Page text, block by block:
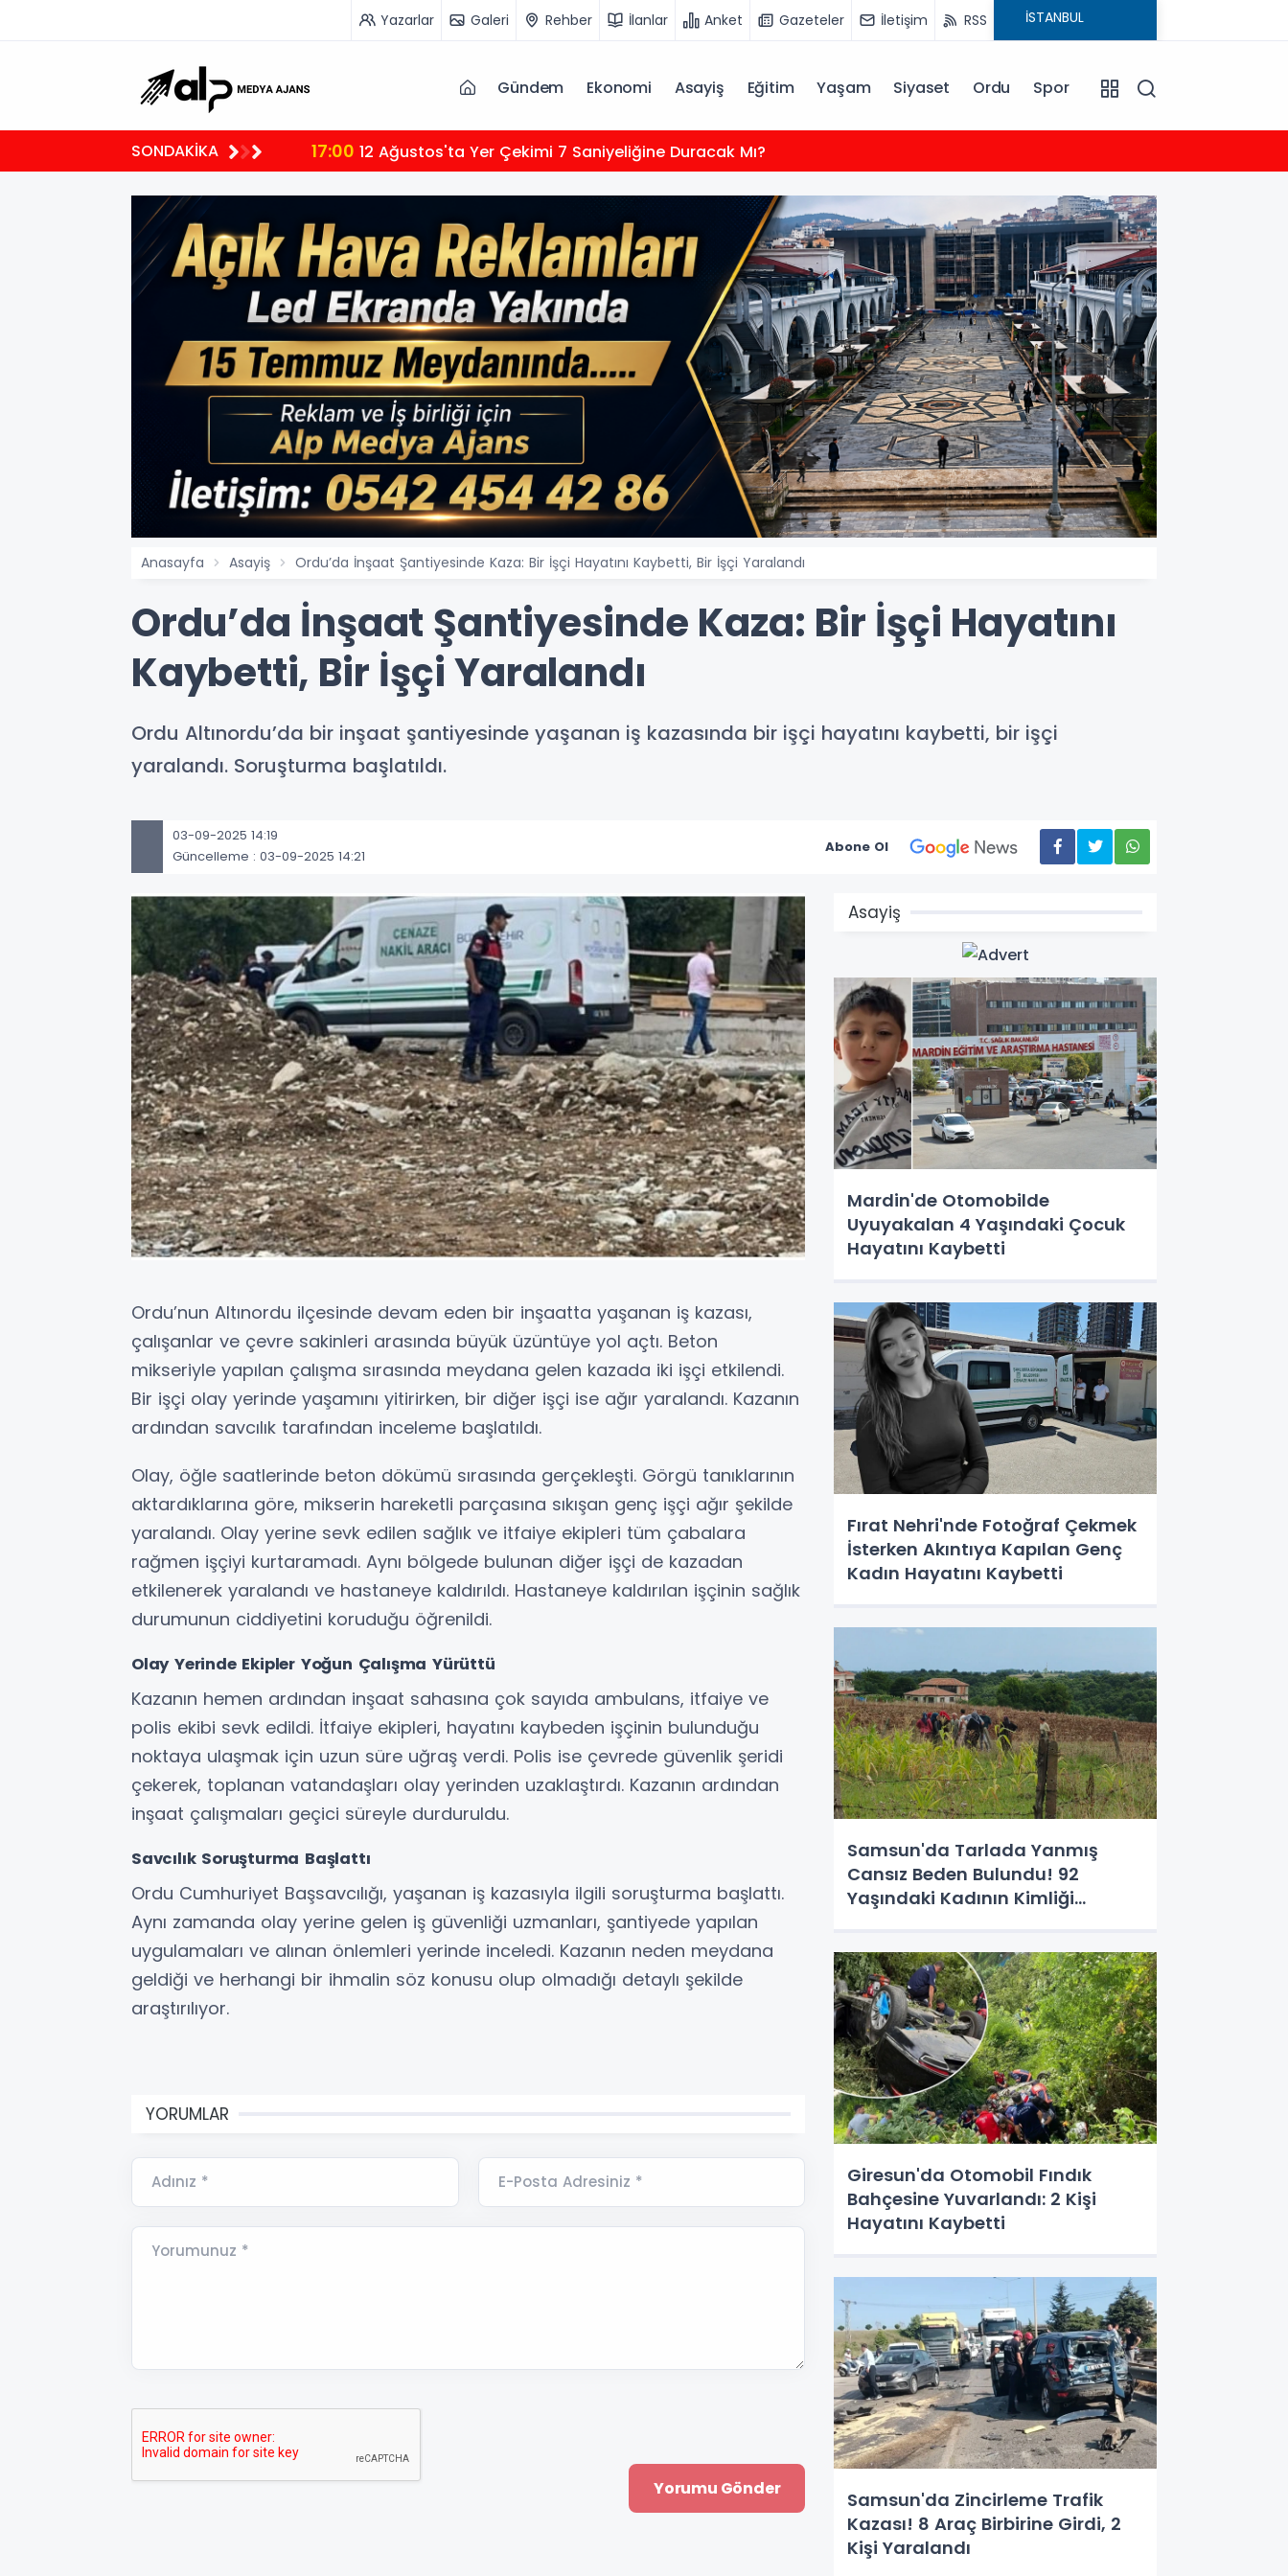
Yazarlar Galeri Rehber İlanlar Anket Gazeteler İletişim RSS
Gündem Ekonomi Asayiş Eğitim Yaşam Siyaset Ordu Spor
SONDAKİKA 17:00 12 Ağustos'ta Yer Çekimi 7 Saniyeliğine Duracak Mı?
Anasayfa Asayiş Ordu’da İnşaat Şantiyesinde Kaza: Bir İşçi Hayatını Kaybetti, Bir İşçi Yaralandı
Ordu’da İnşaat Şantiyesinde Kaza: Bir İşçi Hayatını
Kaybetti, Bir İşçi Yaralandı
Ordu Altınordu’da bir inşaat şantiyesinde yaşanan iş kazasında bir işçi hayatını kaybetti, bir işçi
yaralandı. Soruşturma başlatıldı.
03-09-2025 14:19
Güncelleme : 03-09-2025 14:21
Abone Ol
Ordu’nun Altınordu ilçesinde devam eden bir inşaatta yaşanan iş kazası,
çalışanlar ve çevre sakinleri arasında büyük üzüntüye yol açtı. Beton
mikseriyle yapılan çalışma sırasında meydana gelen kazada iki işçi etkilendi.
Bir işçi olay yerinde yaşamını yitirirken, bir diğer işçi ise ağır yaralandı. Kazanın
ardından savcılık tarafından inceleme başlatıldı.
Olay, öğle saatlerinde beton dökümü sırasında gerçekleşti. Görgü tanıklarının
aktardıklarına göre, mikserin hareketli parçasına sıkışan genç işçi ağır şekilde
yaralandı. Olay yerine sevk edilen sağlık ve itfaiye ekipleri tüm çabalara
rağmen işçiyi kurtaramadı. Aynı bölgede bulunan diğer işçi de kazadan
etkilenerek yaralandı ve hastaneye kaldırıldı. Hastaneye kaldırılan işçinin sağlık
durumunun ciddiyetini koruduğu öğrenildi.
Olay Yerinde Ekipler Yoğun Çalışma Yürüttü
Kazanın hemen ardından inşaat sahasına çok sayıda ambulans, itfaiye ve
polis ekibi sevk edildi. İtfaiye ekipleri, hayatını kaybeden işçinin bulunduğu
noktaya ulaşmak için uzun süre uğraş verdi. Polis ise çevrede güvenlik şeridi
çekerek, toplanan vatandaşları olay yerinden uzaklaştırdı. Kazanın ardından
inşaat çalışmaları geçici süreyle durduruldu.
Savcılık Soruşturma Başlattı
Ordu Cumhuriyet Başsavcılığı, yaşanan iş kazasıyla ilgili soruşturma başlattı.
Aynı zamanda olay yerine gelen iş güvenliği uzmanları, şantiyede yapılan
uygulamaları ve alınan önlemleri yerinde inceledi. Kazanın neden meydana
geldiği ve herhangi bir ihmalin söz konusu olup olmadığı detaylı şekilde
araştırılıyor.
YORUMLAR
Adınız * E-Posta Adresiniz *
Yorumunuz *
Asayiş
Mardin'de Otomobilde
Uyuyakalan 4 Yaşındaki Çocuk
Hayatını Kaybetti
Fırat Nehri'nde Fotoğraf Çekmek
İsterken Akıntıya Kapılan Genç
Kadın Hayatını Kaybetti
Samsun'da Tarlada Yanmış
Cansız Beden Bulundu! 92
Yaşındaki Kadının Kimliği
Giresun'da Otomobil Fındık
Bahçesine Yuvarlandı: 2 Kişi
Hayatını Kaybetti
Samsun'da Zincirleme Trafik
Kazası! 8 Araç Birbirine Girdi, 2
Kişi Yaralandı